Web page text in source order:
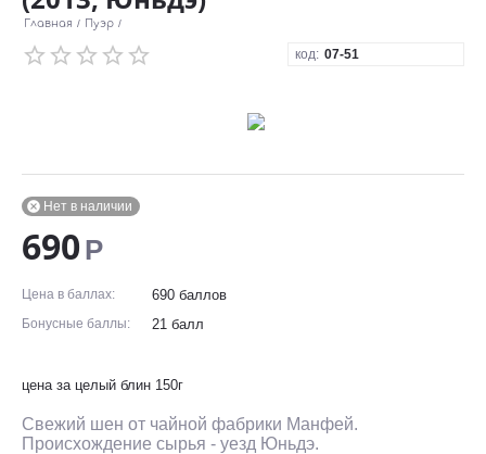
Главная / Пуэр /
код: 07-51
Нет в наличии

690Р
Цена в баллах: 690 баллов
Бонусные баллы: 21 балл
цена за целый блин 150г
Свежий шен от чайной фабрики Манфей.
Происхождение сырья - уезд Юньдэ.